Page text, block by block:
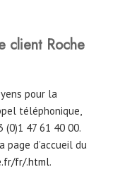
client Roche
pour la
téléphonique,
47 61 40 00.
d’accueil du
fr/.html.